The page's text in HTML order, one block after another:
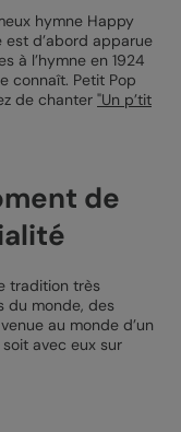
hymne Happy
est d’abord apparue
à l’hymne en 1924
connaît. Petit Pop
de chanter "Un p’tit
de
tradition très
du monde, des
au monde d’un
avec eux sur